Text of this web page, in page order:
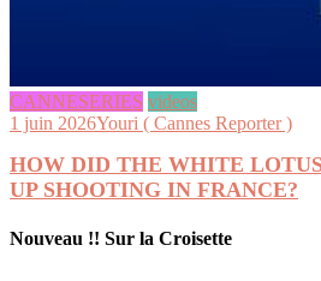
CANNESERIES videos
1 juin 2026Youri ( Cannes Reporter )
HOW DID THE WHITE
UP SHOOTING IN FRANCE?
Nouveau !! Sur la Croisette